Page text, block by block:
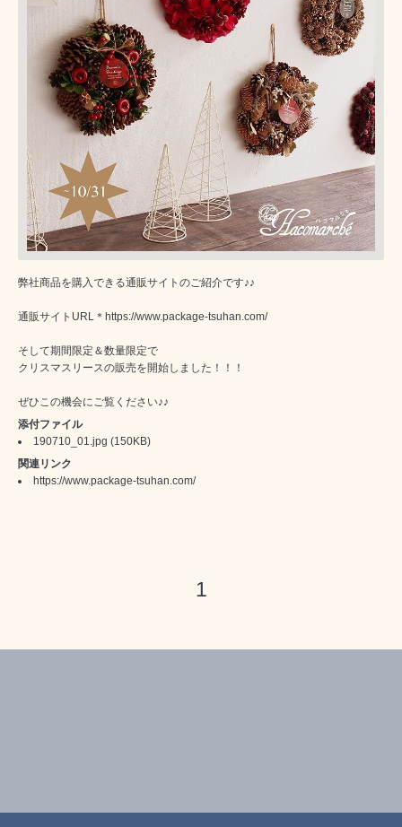
弊社商品を購入できる通販サイトのご紹介です♪♪
通販サイトURL＊https://www.package-tsuhan.com/
そして期間限定＆数量限定で
クリスマスリースの販売を開始しました！！！
ぜひこの機会にご覧ください♪♪
添付ファイル
190710_01.jpg (150KB)
関連リンク
https://www.package-tsuhan.com/
1